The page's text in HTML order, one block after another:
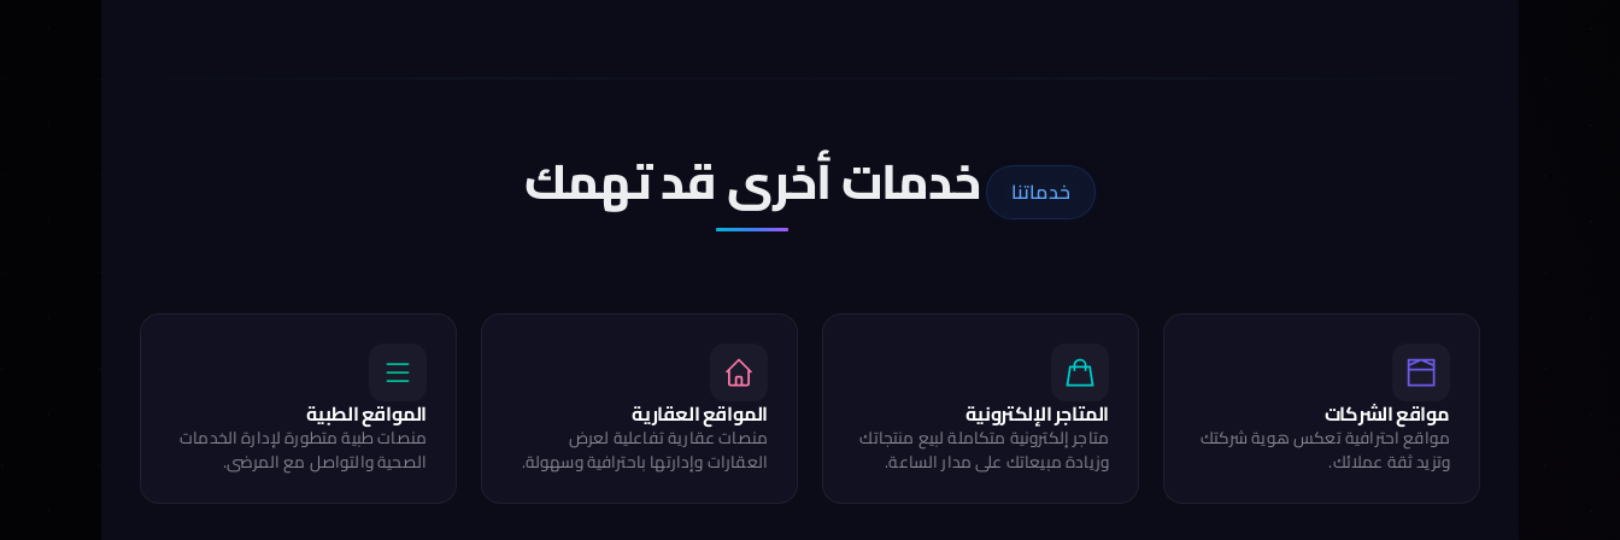
خدماتنا خدمات أخرى قد تهمك
مواقع الشركات
مواقع احترافية تعكس هوية شركتك
وتزيد ثقة عملائك.
المتاجر الإلكترونية
متاجر إلكترونية متكاملة لبيع منتجاتك
وزيادة مبيعاتك على مدار الساعة.
المواقع العقارية
منصات عقارية تفاعلية لعرض
العقارات وإدارتها باحترافية وسهولة.
المواقع الطبية
منصات طبية متطورة لإدارة الخدمات
الصحية والتواصل مع المرضى.